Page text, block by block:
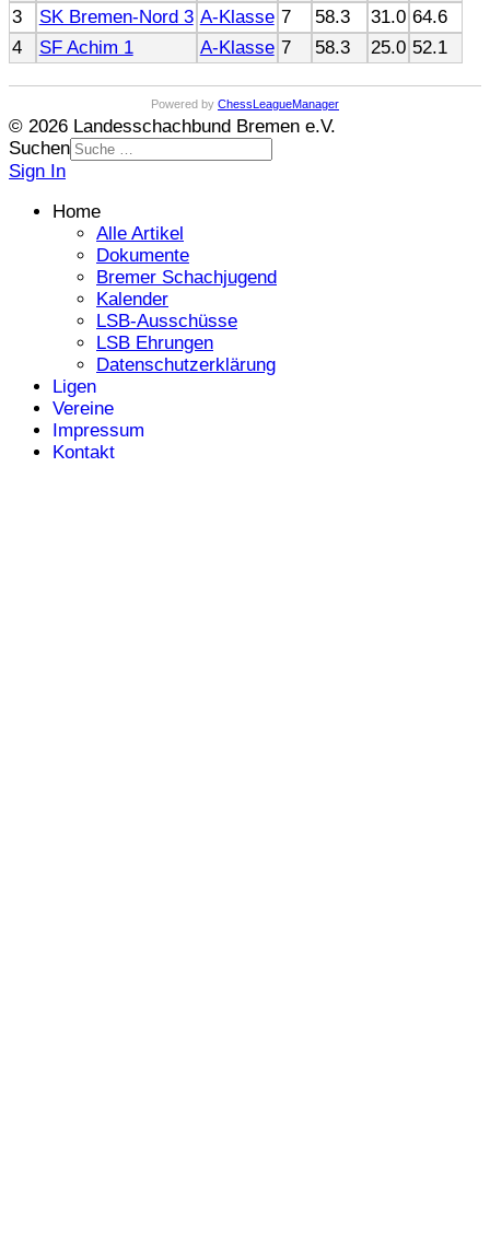
3 SK Bremen-Nord 3 A-Klasse 7 58.3 31.0 64.6
4
SF Achim 1 A-Klasse 7 58.3 25.0 52.1
Powered by ChessLeagueManager
© 2026 Landesschachbund Bremen e.V.
Suchen
Sign In
Home
Alle Artikel
Dokumente
Bremer Schachjugend
Kalender
LSB-Ausschüsse
LSB Ehrungen
Datenschutzerklärung
Ligen
Vereine
Impressum
Kontakt